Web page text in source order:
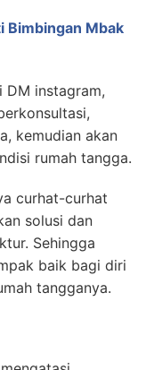
Bimbingan Mbak
DM instagram,
kemudian akan
rumah tangga.
curhat-curhat
solusi dan
Sehingga
baik bagi diri
tangganya.